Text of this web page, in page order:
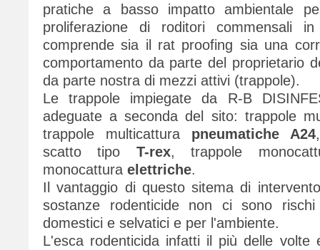
pratiche a basso impatto ambientale
proliferazione di roditori commensali
comprende sia il rat proofing sia una
comportamento da parte del proprietario
da parte nostra di mezzi attivi (trappole).
Le trappole impiegate da R-B
adeguate a seconda del sito: trappole
trappole multicattura pneumatiche A24
scatto tipo T-rex, trappole
monocattura elettriche.
Il vantaggio di questo sitema di
sostanze rodenticide non ci sono
domestici e selvatici e per l'ambiente.
L'esca rodenticida infatti il più delle volte